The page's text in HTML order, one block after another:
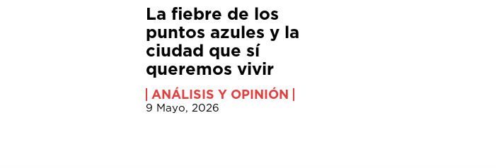
La fiebre de los
puntos azules y la
ciudad que sí
queremos vivir
ANÁLISIS Y OPINIÓN
9 Mayo, 2026